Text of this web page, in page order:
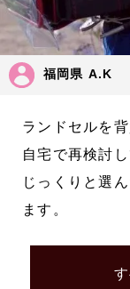
福岡県 A.K
ランドセルを
自宅で再検討
じっくりと選
ます。